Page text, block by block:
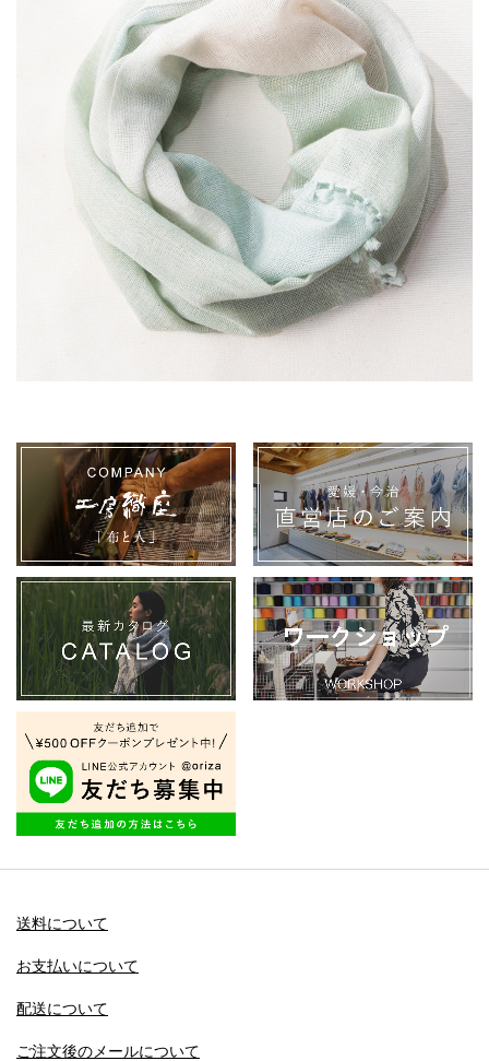
送料について
お支払いについて
配送について
ご注文後のメールについて